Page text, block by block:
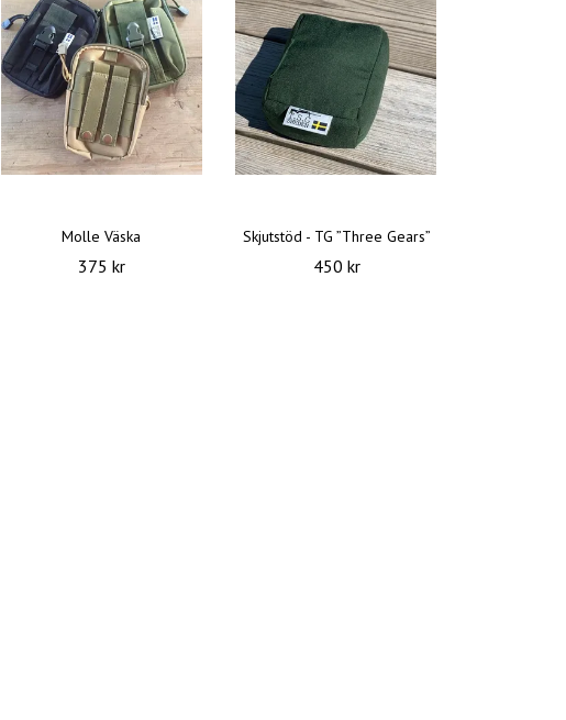
Molle Väska
375 kr
Skjutstöd - TG ”Three Gears”
450 kr